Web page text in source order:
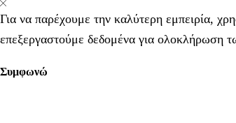
Για να παρέχουμε την καλύτερη εμπειρία,
επεξεργαστούμε δεδομένα για ολοκλήρωση
Συμφωνώ